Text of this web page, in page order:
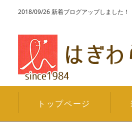
2018/09/26 新着ブログアップしました！
トップページ